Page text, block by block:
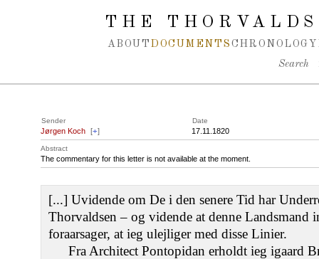
Spring navigation over
THE
ABOUT DOCUMENTS CHRONOLOGY
Search
Sender Date
Jørgen Koch [+] 17.11.1820
Abstract
The commentary for this letter is not available at the moment.
[...] Uvidende om De i den senere Tid har
Thorvaldsen – og vidende at denne Landsmand
foraarsager, at ieg ulejliger med disse Linier.
Fra Architect Pontopidan erholdt ieg igaard